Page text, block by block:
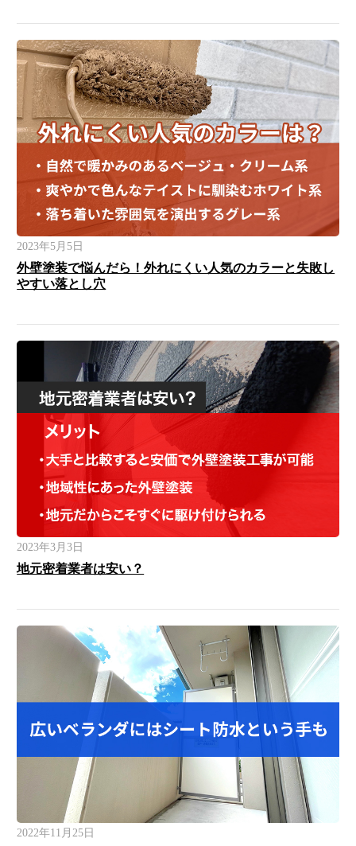
2023年5月5日
外壁塗装で悩んだら！外れにくい人気のカラーと失敗し
やすい落とし穴
2023年3月3日
地元密着業者は安い？
2022年11月25日